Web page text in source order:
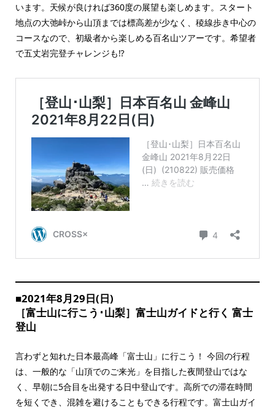
います。天候が良ければ360度の展望も楽しめます。スタート
地点の大弛峠から山頂までは標高差が少なく、稜線歩き中心の
コースなので、初級者から楽しめる百名山ツアーです。希望者
で五丈岩完登チャレンジも⁉
■2021年8月29日(日)
［富士山に行こう･山梨］富士山ガイドと行く 富士
登山
言わずと知れた日本最高峰「富士山」に行こう！ 今回の行程
は、一般的な「山頂でのご来光」を目指した夜間登山ではな
く、早朝に5合目を出発する日中登山です。高所での滞在時間
を短くでき、混雑を避けることもできる行程です。富士山ガイ